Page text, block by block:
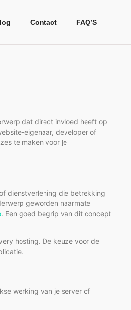
Contact FAQ’S
dat direct invloed heeft op
eigenaar, developer of
te maken voor je
dienstverlening die betrekking
geworden naarmate
. Een goed begrip van dit concept
hosting. De keuze voor de
werking van je server of